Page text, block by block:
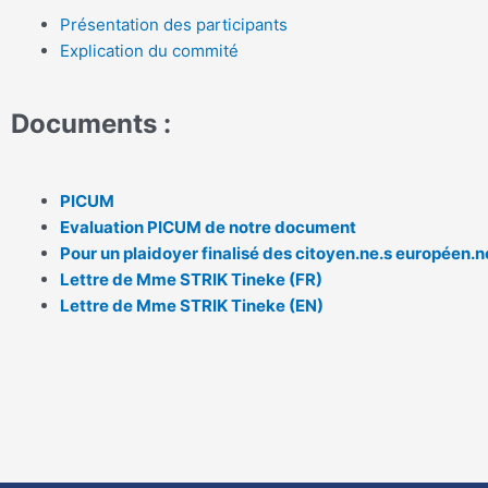
Présentation des participants
Explication du commité
Documents :
PICUM
Evaluation PICUM de notre document
Pour un plaidoyer finalisé des citoyen.ne.s
Lettre de Mme STRIK Tineke (FR)
Lettre de Mme STRIK Tineke (EN)